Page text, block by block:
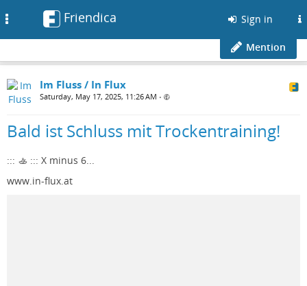
Friendica Sign in
Mention
Im Fluss / In Flux
Saturday, May 17, 2025, 11:26 AM •
Bald ist Schluss mit Trockentraining!
::: 🚣 ::: X minus 6...
www.in-flux.at